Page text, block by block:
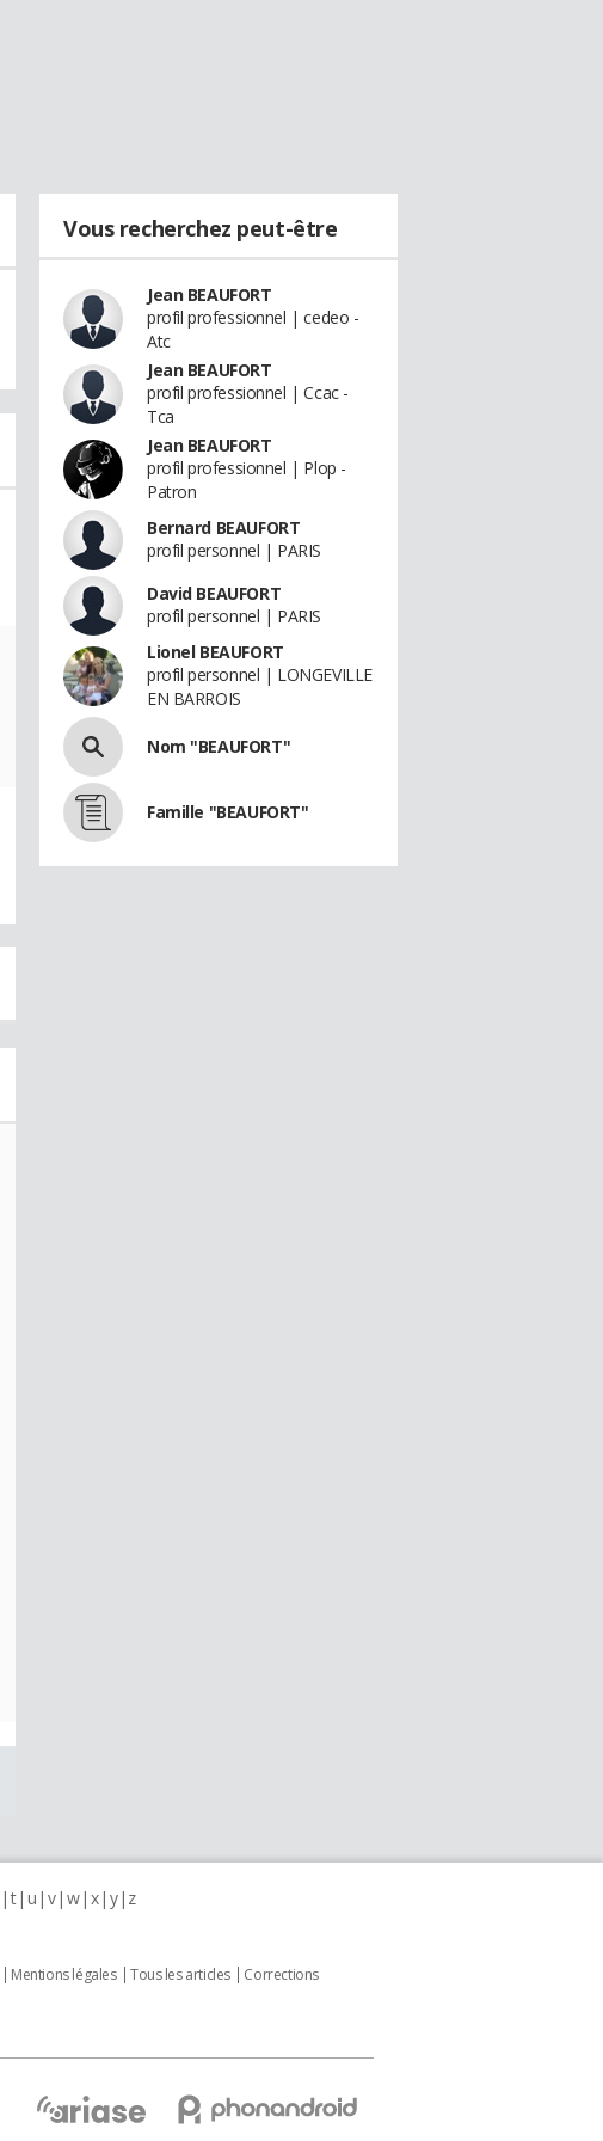
Vous recherchez peut-être
Jean BEAUFORT
profil professionnel | cedeo -
Atc
Jean BEAUFORT
profil professionnel | Ccac -
Tca
Jean BEAUFORT
profil professionnel | Plop -
Patron
Bernard BEAUFORT
profil personnel | PARIS
David BEAUFORT
profil personnel | PARIS
Lionel BEAUFORT
profil personnel | LONGEVILLE
EN BARROIS
Nom "BEAUFORT"
Famille "BEAUFORT"
t u v w x y z
Mentions légales Tous les articles
Corrections